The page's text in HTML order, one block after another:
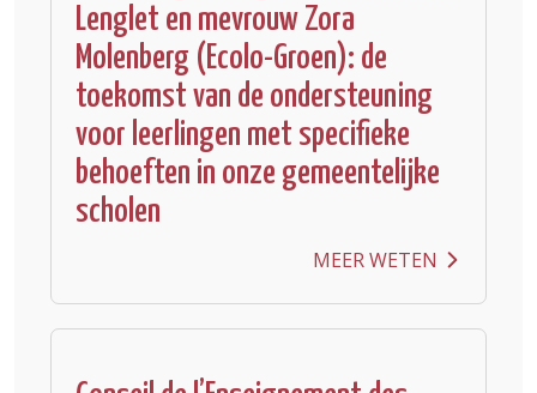
Lenglet en mevrouw Zora
Molenberg (Ecolo-Groen): de
toekomst van de ondersteuning
voor leerlingen met specifieke
behoeften in onze gemeentelijke
scholen
MEER WETEN